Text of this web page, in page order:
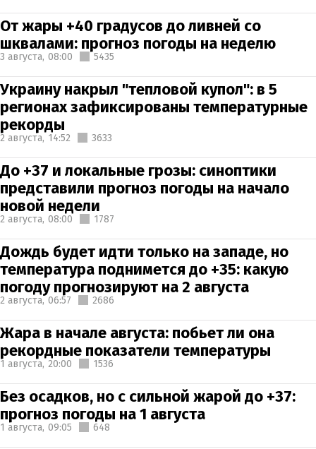
От жары +40 градусов до ливней со
шквалами: прогноз погоды на неделю
3 августа, 08:00 5435
Украину накрыл "тепловой купол": в 5
регионах зафиксированы температурные
рекорды
2 августа, 14:52 3633
До +37 и локальные грозы: синоптики
представили прогноз погоды на начало
новой недели
2 августа, 08:00 1787
Дождь будет идти только на западе, но
температура поднимется до +35: какую
погоду прогнозируют на 2 августа
2 августа, 06:57 2686
Жара в начале августа: побьет ли она
рекордные показатели температуры
1 августа, 20:00 1536
Без осадков, но с сильной жарой до +37:
прогноз погоды на 1 августа
1 августа, 09:05 648